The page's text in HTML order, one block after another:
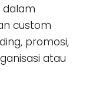
custom
promosi,
atau